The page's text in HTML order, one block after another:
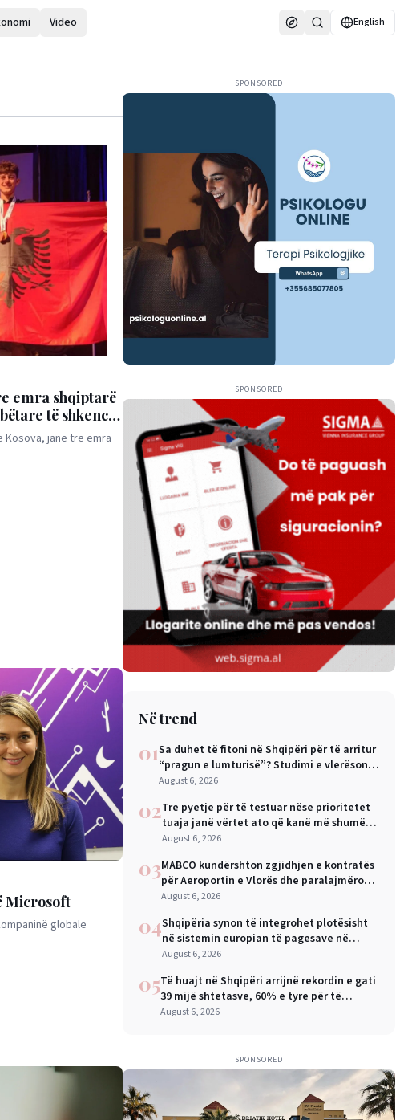
Video English
emra shqiptarë
të shkencës
Kosova, janë tre emra
Microsoft
globale
SPONSORED
SPONSORED
Në trend
01Sa duhet të fitoni në Shqipëri për të arritur
“pragun e lumturisë”? Studimi e vlerëson
në 28 mijë dollarë në vit
August 6, 2026
02Tre pyetje për të testuar nëse prioritetet
tuaja janë vërtet ato që kanë më shumë
rëndësi
August 6, 2026
03MABCO kundërshton zgjidhjen e kontratës
për Aeroportin e Vlorës dhe paralajmëron
arbitrazh ndërkombëtar
August 6, 2026
04Shqipëria synon të integrohet plotësisht
në sistemin europian të pagesave në
nëntor, Sejko: Kursime të mëdha për
August 6, 2026
05Të huajt në Shqipëri arrijnë rekordin e gati
39 mijë shtetasve, 60% e tyre për të
punuar
August 6, 2026
SPONSORED